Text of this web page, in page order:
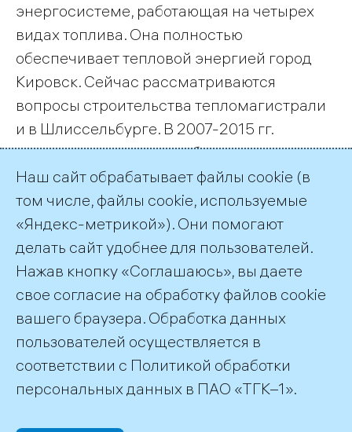
энергосистеме, работающая на четырех
видах топлива. Она полностью
обеспечивает тепловой энергией город
Кировск. Сейчас рассматриваются
вопросы строительства тепломагистрали
и в Шлиссельбурге. В 2007-2015 гг.
запланирована масштабная
реконструкция Дубровской ТЭС-8.
Нина Богданова
← Все публикации
©2026 ПАО «ТГК–1»
Наш сайт обрабатывает файлы cookie (в
том числе, файлы cookie, используемые
«Яндекс-метрикой»). Они помогают
делать сайт удобнее для пользователей.
Нажав кнопку «Соглашаюсь», вы даете
свое согласие на обработку файлов cookie
вашего браузера. Обработка данных
пользователей осуществляется в
соответствии с Политикой обработки
персональных данных в ПАО «ТГК–1».